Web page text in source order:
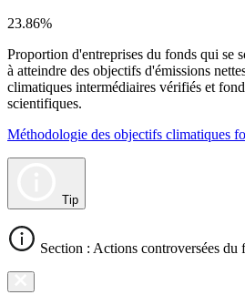
23.86%
Proportion d'entreprises du fonds qui se
à atteindre des objectifs d'émissions
climatiques intermédiaires vérifiés et
scientifiques.
Méthodologie des objectifs climatiques
Tip
Section : Actions controversées du